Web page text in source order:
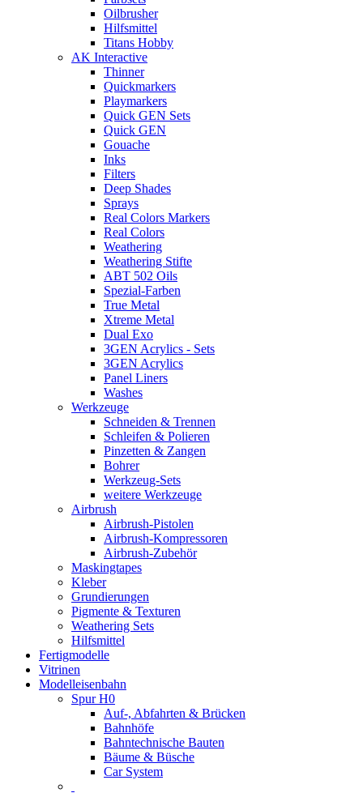
Oilbrusher
Hilfsmittel
Titans Hobby
AK Interactive
Thinner
Quickmarkers
Playmarkers
Quick GEN Sets
Quick GEN
Gouache
Inks
Filters
Deep Shades
Sprays
Real Colors Markers
Real Colors
Weathering
Weathering Stifte
ABT 502 Oils
Spezial-Farben
True Metal
Xtreme Metal
Dual Exo
3GEN Acrylics - Sets
3GEN Acrylics
Panel Liners
Washes
Werkzeuge
Schneiden & Trennen
Schleifen & Polieren
Pinzetten & Zangen
Bohrer
Werkzeug-Sets
weitere Werkzeuge
Airbrush
Airbrush-Pistolen
Airbrush-Kompressoren
Airbrush-Zubehör
Maskingtapes
Kleber
Grundierungen
Pigmente & Texturen
Weathering Sets
Hilfsmittel
Fertigmodelle
Vitrinen
Modelleisenbahn
Spur H0
Auf-, Abfahrten & Brücken
Bahnhöfe
Bahntechnische Bauten
Bäume & Büsche
Car System